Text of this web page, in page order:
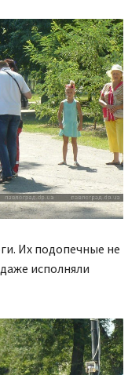
Их подопечные не
исполняли